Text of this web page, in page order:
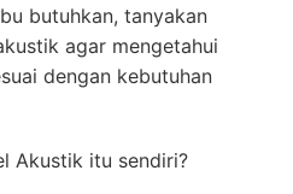
butuhkan, tanyakan
agar mengetahui
dengan kebutuhan
Akustik itu sendiri?